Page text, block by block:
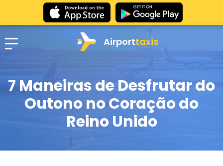
Airporttaxis
7 Maneiras de Desfrutar do
Outono no Coração do
Reino Unido